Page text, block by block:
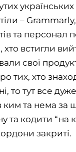
– Grammarly,
та персонал
хто встигли
свої
тих, хто
то тут все
та нема за
та кодити “на
закриті.